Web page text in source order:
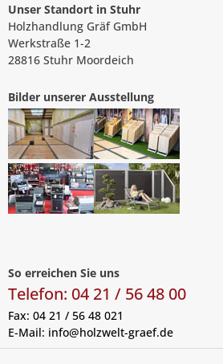
Unser Standort in Stuhr
Holzhandlung Gräf GmbH
Werkstraße 1-2
28816 Stuhr Moordeich
Bilder unserer Ausstellung
So erreichen Sie uns
Telefon: 04 21 / 56 48 00
Fax: 04 21 / 56 48 021
E-Mail: info@holzwelt-graef.de